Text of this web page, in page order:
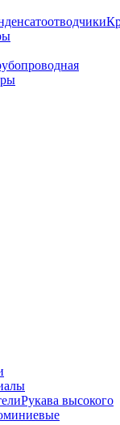
Рукава высокого